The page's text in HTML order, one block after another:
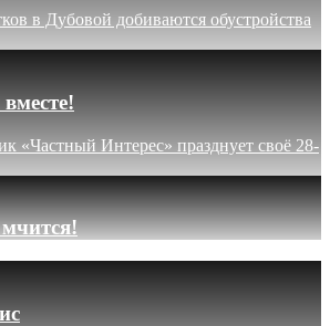
в Дубовой добиваются обустройства
«Частный Интерес» празднует своё 28-